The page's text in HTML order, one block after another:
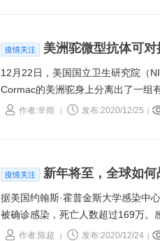
疫情关注 美洲驼微型抗体可
12月22日，美国国立卫生研究院（
Cormac的美洲驼身上分离出了一组
这些纳米抗体中至少有一种称为
作者:辛雨 发布:2020/12/25
疫情关注 新年将至，全球如何
据美国约翰斯·霍普金斯大学感染中
被确诊感染，死亡人数超过169万。
作者:陈超 发布:2020/12/24